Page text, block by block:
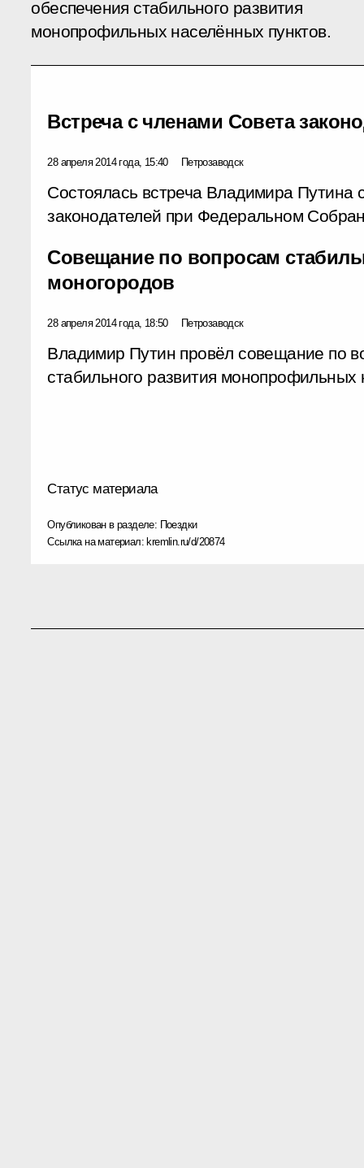
обеспечения стабильного развития
монопрофильных населённых пунктов.
Встреча с членами Совета
28 апреля 2014 года, 15:40 Петрозаводск
Состоялась встреча Владимира Путина
законодателей при Федеральном
Совещание по вопросам
моногородов
28 апреля 2014 года, 18:50 Петрозаводск
Владимир Путин провёл совещание по
стабильного развития монопрофильных
Статус материала
Опубликован в разделе: Поездки
Ссылка на материал: kremlin.ru/d/20874